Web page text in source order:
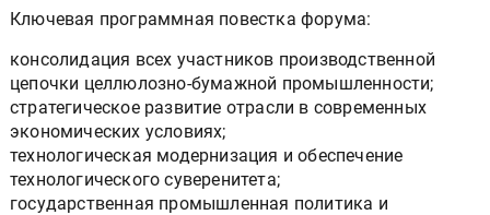
Ключевая программная повестка форума:
консолидация всех участников производственной
цепочки целлюлозно-бумажной промышленности;
стратегическое развитие отрасли в современных
экономических условиях;
технологическая модернизация и обеспечение
технологического суверенитета;
государственная промышленная политика и